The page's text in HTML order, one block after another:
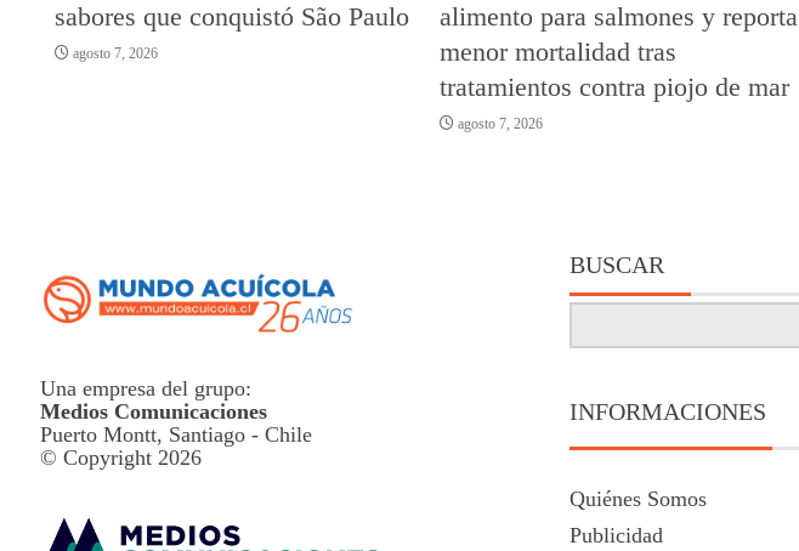
sabores que conquistó São Paulo
agosto 7, 2026
alimento para salmones y reporta
menor mortalidad tras
tratamientos contra piojo de mar
agosto 7, 2026
Una empresa del grupo:
Medios Comunicaciones
Puerto Montt, Santiago - Chile
© Copyright 2026
BUSCAR
INFORMACIONES
Quiénes Somos
Publicidad